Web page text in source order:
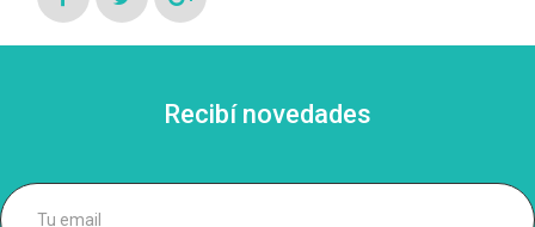
Recibí novedades